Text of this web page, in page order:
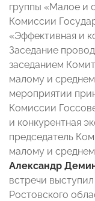
группы «Малое и
Комиссии
«Эффективная и
Заседание
заседанием
малому и
мероприятии
Комиссии
и конкурентная
председатель
малому и
Александр
встречи
Ростовского